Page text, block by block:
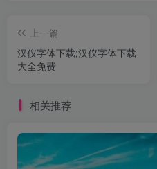
上一篇
汉仪字体下载;汉仪字体下载
大全免费
相关推荐